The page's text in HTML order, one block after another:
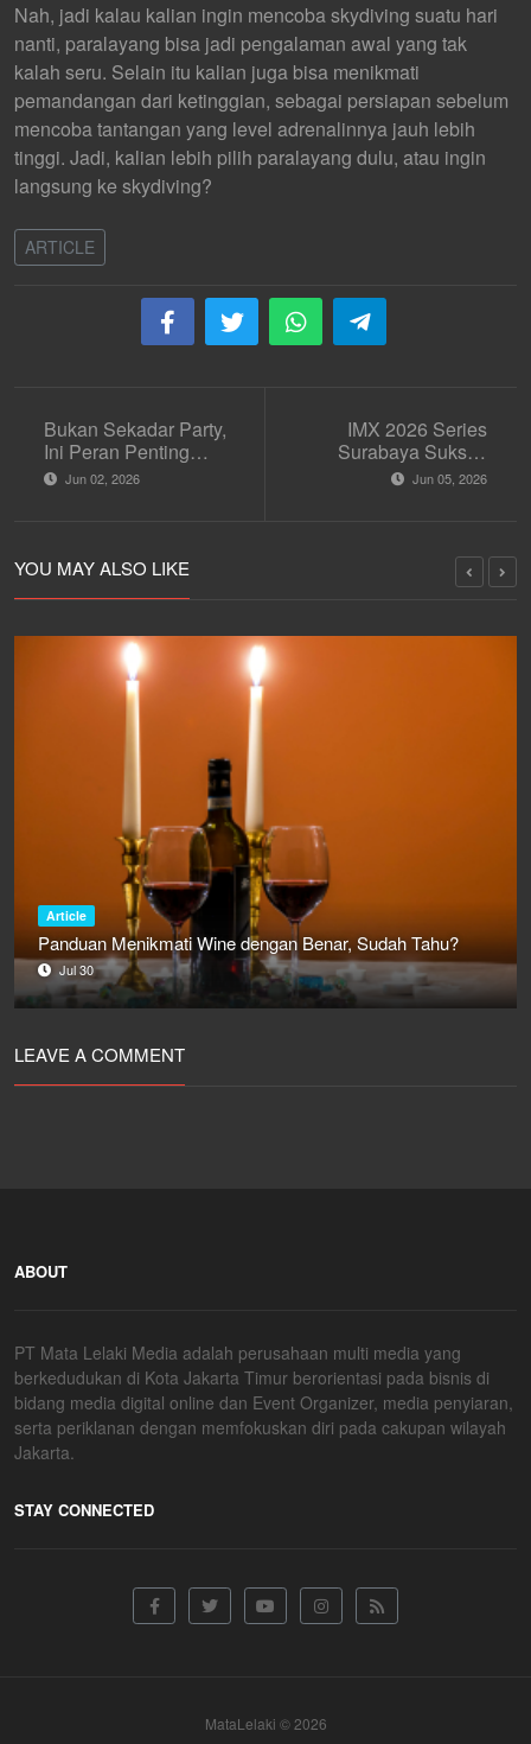
Nah, jadi kalau kalian ingin mencoba skydiving suatu hari
nanti, paralayang bisa jadi pengalaman awal yang tak
kalah seru. Selain itu kalian juga bisa menikmati
pemandangan dari ketinggian, sebagai persiapan sebelum
mencoba tantangan yang level adrenalinnya jauh lebih
tinggi. Jadi, kalian lebih pilih paralayang dulu, atau ingin
langsung ke skydiving?
ARTICLE
Bukan Sekadar Party,
Ini Peran Penting
Hosting Club
Jun 02, 2026
IMX 2026 Series
Surabaya Sukses
Besar, Sedot Ribuan
Jun 05, 2026
YOU MAY ALSO LIKE
Article
Panduan Menikmati Wine dengan Benar, Sudah Tahu?
Jul 30
LEAVE A COMMENT
ABOUT
PT Mata Lelaki Media adalah perusahaan multi media yang
berkedudukan di Kota Jakarta Timur berorientasi pada bisnis di
bidang media digital online dan Event Organizer, media penyiaran,
serta periklanan dengan memfokuskan diri pada cakupan wilayah
Jakarta.
STAY CONNECTED
MataLelaki © 2026